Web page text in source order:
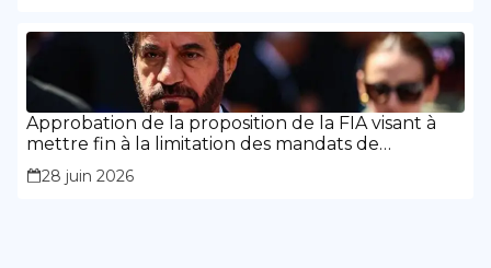
Approbation de la proposition de la FIA visant à
mettre fin à la limitation des mandats de
présidence
28 juin 2026